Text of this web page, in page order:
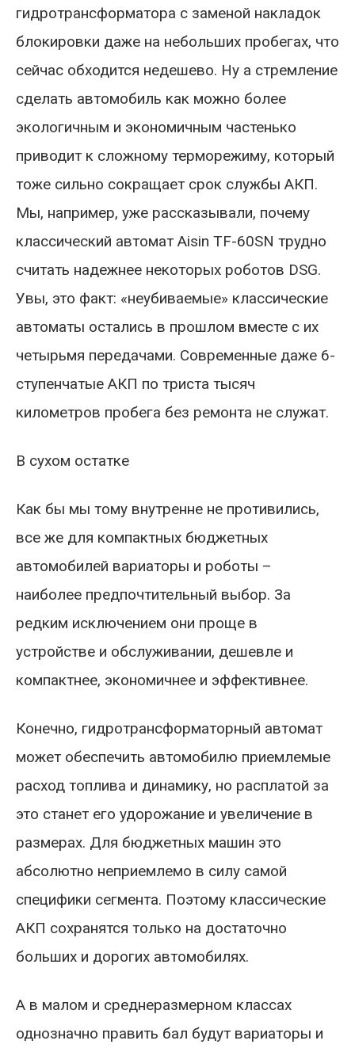
гидротрансформатора с заменой накладок
блокировки даже на небольших пробегах, что
сейчас обходится недешево. Ну а стремление
сделать автомобиль как можно более
экологичным и экономичным частенько
приводит к сложному терморежиму, который
тоже сильно сокращает срок службы АКП.
Мы, например, уже рассказывали, почему
классический автомат Aisin TF-60SN трудно
считать надежнее некоторых роботов DSG.
Увы, это факт: «неубиваемые» классические
автоматы остались в прошлом вместе с их
четырьмя передачами. Современные даже 6-
ступенчатые АКП по триста тысяч
километров пробега без ремонта не служат.
В сухом остатке
Как бы мы тому внутренне не противились,
все же для компактных бюджетных
автомобилей вариаторы и роботы –
наиболее предпочтительный выбор. За
редким исключением они проще в
устройстве и обслуживании, дешевле и
компактнее, экономичнее и эффективнее.
Конечно, гидротрансформаторный автомат
может обеспечить автомобилю приемлемые
расход топлива и динамику, но расплатой за
это станет его удорожание и увеличение в
размерах. Для бюджетных машин это
абсолютно неприемлемо в силу самой
специфики сегмента. Поэтому классические
АКП сохранятся только на достаточно
больших и дорогих автомобилях.
А в малом и среднеразмерном классах
однозначно править бал будут вариаторы и